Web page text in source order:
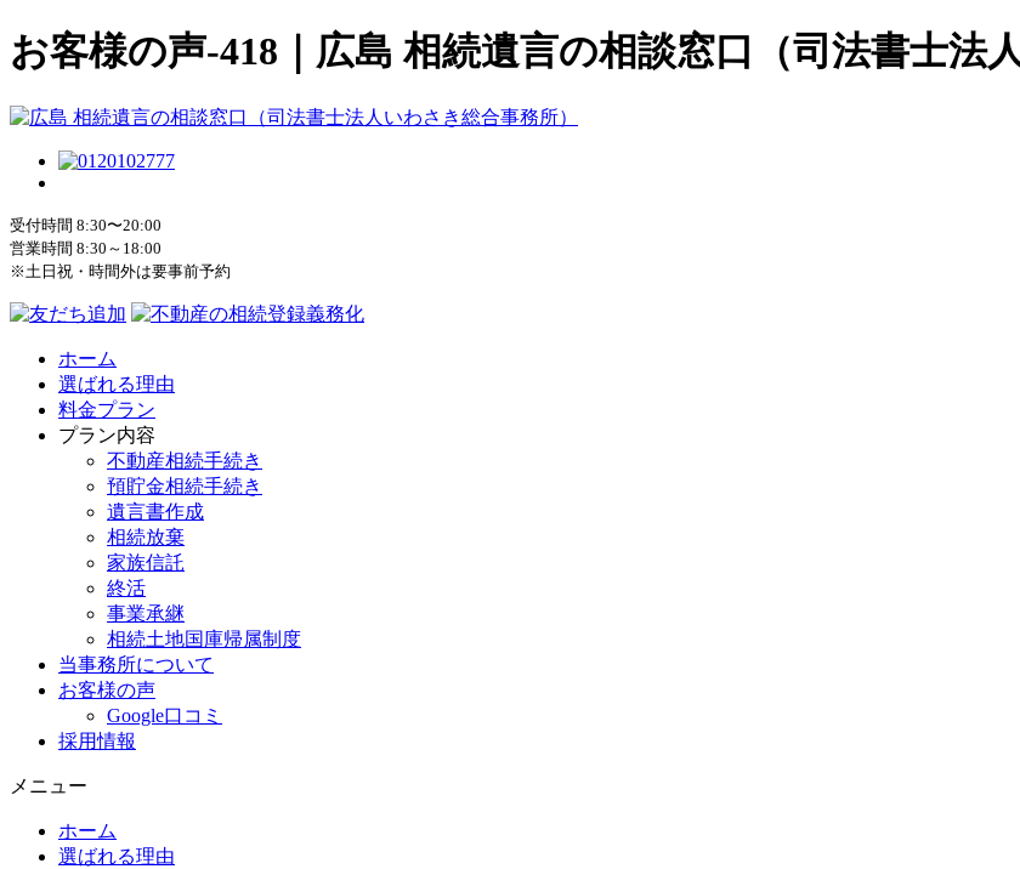
お客様の声-418｜広島 相続遺言の相談窓口（司法書士法
受付時間 8:30〜20:00
営業時間 8:30～18:00
※土日祝・時間外は要事前予約
ホーム
選ばれる理由
料金プラン
プラン内容
不動産相続手続き
預貯金相続手続き
遺言書作成
相続放棄
家族信託
終活
事業承継
相続土地国庫帰属制度
当事務所について
お客様の声
Google口コミ
採用情報
メニュー
ホーム
選ばれる理由